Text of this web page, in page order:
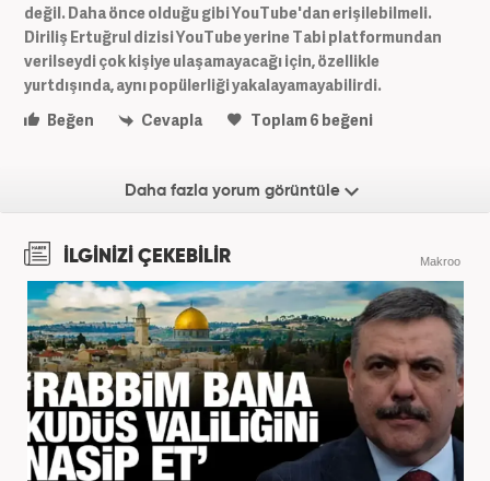
değil. Daha önce olduğu gibi YouTube'dan erişilebilmeli.
Diriliş Ertuğrul dizisi YouTube yerine Tabi platformundan
verilseydi çok kişiye ulaşamayacağı için, özellikle
yurtdışında, aynı popülerliği yakalayamayabilirdi.
Beğen
Cevapla Toplam6 beğeni
Daha fazla yorum görüntüle
İLGİNİZİ ÇEKEBİLİR Makroo